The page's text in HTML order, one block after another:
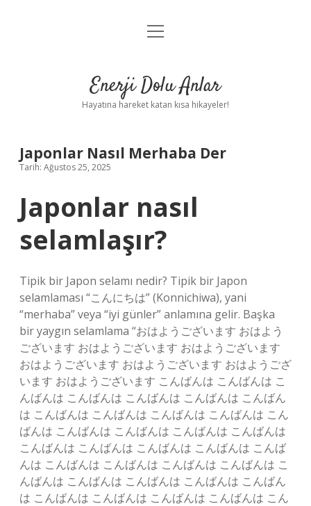
Anasayfa
Yasal Uyarı
menüyü
Enerji Dolu Anlar
Hayatına hareket katan kısa hikayeler!
Japonlar Nasıl Merhaba Der
Tarih: Ağustos 25, 2025
Japonlar nasıl
selamlaşır?
Tipik bir Japon selamı nedir? Tipik bir Japon
selamlaması “こんにちは” (Konnichiwa), yani
“merhaba” veya “iyi günler” anlamına gelir. Başka
bir yaygın selamlama “おはようございます おはよう
ございます おはようございます おはようございます
おはようございます おはようございます おはようござ
います おはようございます こんばんは こんばんは こ
んばんは こんばんは こんばんは こんばんは こんばん
は こんばんは こんばんは こんばんは こんばんは こん
ばんは こんばんは こんばんは こんばんは こんばんは
こんばんは こんばんは こんばんは こんばんは こんば
んは こんばんは こんばんは こんばんは こんばんは こ
んばんは こんばんは こんばんは こんばんは こんばん
は こんばんは こんばんは こんばんは こんばんは こん